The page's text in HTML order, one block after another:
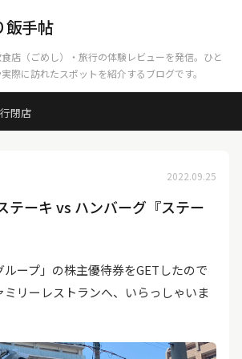
飯手帖
店（ごめし）・旅行の体験レビューを発信。ひと
際に訪れたスポットを紹介するブログです。
閉店
2022.09.25
テーキ vs ハンバーグ『ステー
ループ」の株主優待券をGETしたので
リーレストランへ、いらっしゃいま